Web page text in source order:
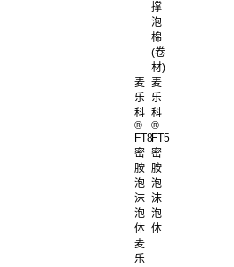
撑
泡
棉
(卷
材)
麦
乐
科
®
FT8
密
胺
泡
沫
泡
体
麦
乐
科
®
FT5
密
胺
泡
沫
泡
体
麦
乐